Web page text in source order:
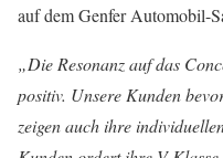
auf dem Genfer Automobil-
„Die Resonanz auf das
positiv. Unsere Kunden
zeigen auch ihre